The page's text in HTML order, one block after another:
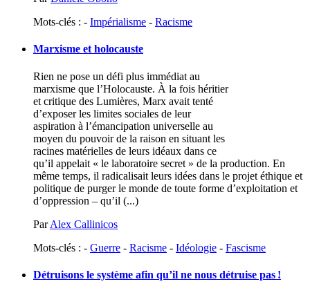
Mots-clés : - Impérialisme - Racisme
Marxisme et holocauste
Rien ne pose un défi plus immédiat au
marxisme que l’Holocauste. À la fois héritier
et critique des Lumières, Marx avait tenté
d’exposer les limites sociales de leur
aspiration à l’émancipation universelle au
moyen du pouvoir de la raison en situant les
racines matérielles de leurs idéaux dans ce
qu’il appelait « le laboratoire secret » de la production. En
même temps, il radicalisait leurs idées dans le projet éthique et
politique de purger le monde de toute forme d’exploitation et
d’oppression – qu’il (...)
ParAlex Callinicos
Mots-clés : - Guerre - Racisme - Idéologie - Fascisme
Détruisons le système afin qu’il ne nous détruise pas !